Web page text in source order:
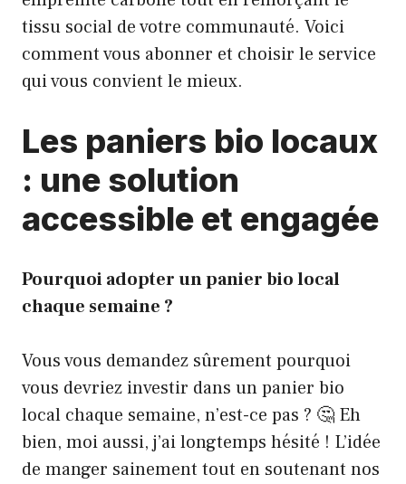
tissu social de votre communauté. Voici
comment vous abonner et choisir le service
qui vous convient le mieux.
Les paniers bio locaux
: une solution
accessible et engagée
Pourquoi adopter un panier bio local
chaque semaine ?
Vous vous demandez sûrement pourquoi
vous devriez investir dans un panier bio
local chaque semaine, n’est-ce pas ? 🤔 Eh
bien, moi aussi, j’ai longtemps hésité ! L’idée
de manger sainement tout en soutenant nos